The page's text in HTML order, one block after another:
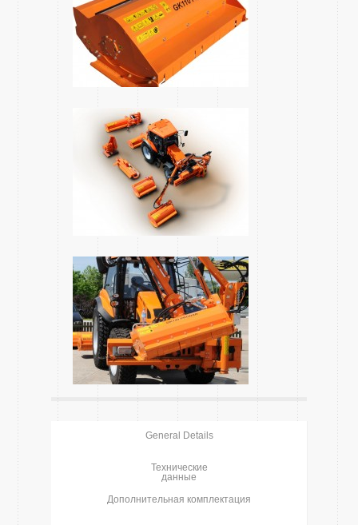
General Details
Технические
данные
Дополнительная комплектация